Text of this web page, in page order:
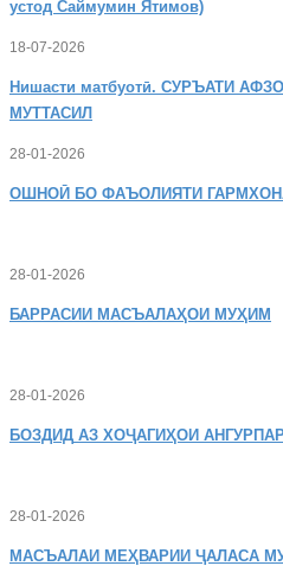
устод Саймумин Ятимов)
18-07-2026
Нишасти матбуотӣ. СУРЪАТИ
МУТТАСИЛ
28-01-2026
ОШНОӢ БО ФАЪОЛИЯТИ
28-01-2026
БАРРАСИИ МАСЪАЛАҲОИ МУҲИМ
28-01-2026
БОЗДИД АЗ ХОҶАГИҲОИ
28-01-2026
МАСЪАЛАИ МЕҲВАРИИ ҶАЛАСА